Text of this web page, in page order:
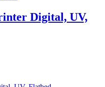
Digital, UV,